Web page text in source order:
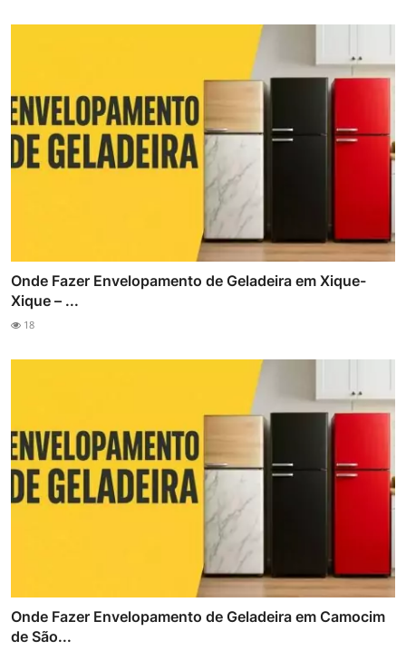
Onde Fazer Envelopamento de Geladeira em Xique-
Xique – ...
18
Onde Fazer Envelopamento de Geladeira em Camocim
de São...